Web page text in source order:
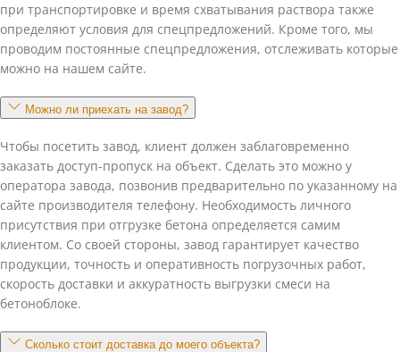
при транспортировке и время схватывания раствора также
определяют условия для спецпредложений. Кроме того, мы
проводим постоянные спецпредложения, отслеживать которые
можно на нашем сайте.
Можно ли приехать на завод?
Чтобы посетить завод, клиент должен заблаговременно
заказать доступ-пропуск на объект. Сделать это можно у
оператора завода, позвонив предварительно по указанному на
сайте производителя телефону. Необходимость личного
присутствия при отгрузке бетона определяется самим
клиентом. Со своей стороны, завод гарантирует качество
продукции, точность и оперативность погрузочных работ,
скорость доставки и аккуратность выгрузки смеси на
бетоноблоке.
Сколько стоит доставка до моего объекта?